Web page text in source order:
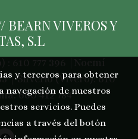
BEARN VIVEROS Y
S.L
| Silverio (Vivero): 610
660 412 784
y terceros para obtener
navegación de nuestros
servicios. Puedes
a través del botón